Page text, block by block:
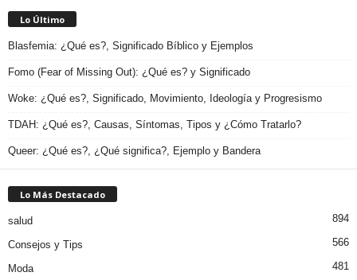
Lo Último
Blasfemia: ¿Qué es?, Significado Bíblico y Ejemplos
Fomo (Fear of Missing Out): ¿Qué es? y Significado
Woke: ¿Qué es?, Significado, Movimiento, Ideología y Progresismo
TDAH: ¿Qué es?, Causas, Síntomas, Tipos y ¿Cómo Tratarlo?
Queer: ¿Qué es?, ¿Qué significa?, Ejemplo y Bandera
Lo Más Destacado
salud 894
Consejos y Tips 566
Moda 481